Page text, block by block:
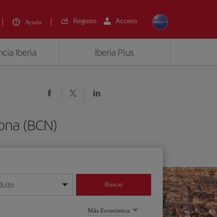
Ayuda Registro Acceso
Iberia Iberia Plus
(BCN)
mes/año
Buscar
Más Económica